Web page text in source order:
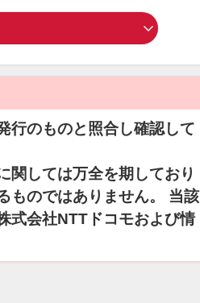
行のものと照合し確認して
関しては万全を期しており
ものではありません。 当該
式会社NTTドコモおよび情